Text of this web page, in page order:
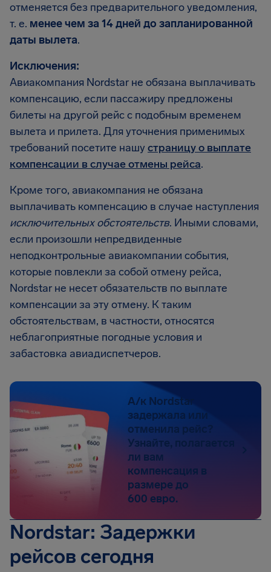
отменяется без предварительного уведомления,
т. е. менее чем за 14 дней до запланированной
даты вылета.
Исключения:
Авиакомпания Nordstar не обязана выплачивать
компенсацию, если пассажиру предложены
билеты на другой рейс с подобным временем
вылета и прилета. Для уточнения применимых
требований посетите нашустраницу о выплате
компенсации в случае отмены рейса.
Кроме того, авиакомпания не обязана
выплачивать компенсацию в случае наступления
исключительных обстоятельств. Иными словами,
если произошли непредвиденные
неподконтрольные авиакомпании события,
которые повлекли за собой отмену рейса,
Nordstar не несет обязательств по выплате
компенсации за эту отмену. К таким
обстоятельствам, в частности, относятся
неблагоприятные погодные условия и
забастовка авиадиспетчеров.
А/к Nordstar
задержала или
отменила рейс?
Узнайте, полагается
ли вам
компенсация в
размере до
600 евро.
Nordstar: Задержки
рейсов сегодня